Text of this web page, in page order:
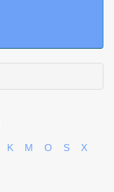
K M O S X